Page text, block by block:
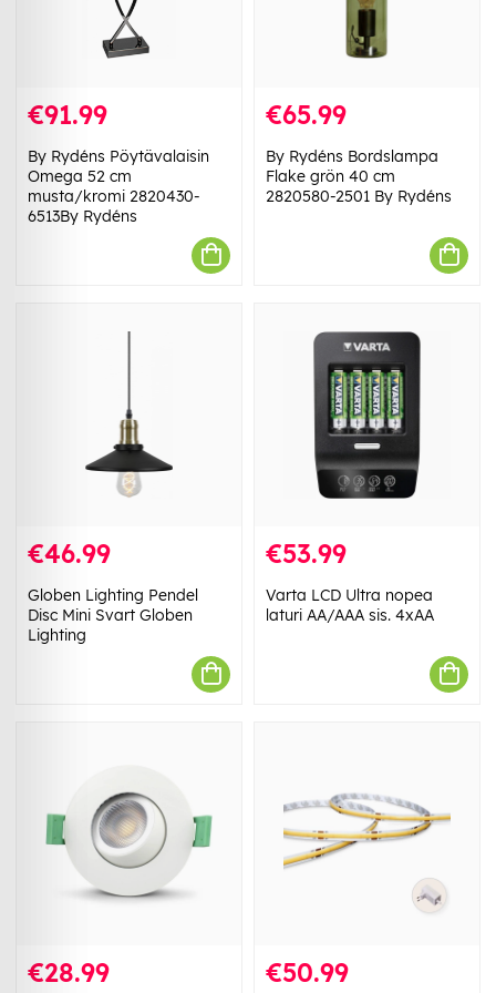
€91.99
By Rydéns Pöytävalaisin
Omega 52 cm
musta/kromi 2820430-
6513By Rydéns
€65.99
By Rydéns Bordslampa
Flake grön 40 cm
2820580-2501 By Rydéns
€46.99
Globen Lighting Pendel
Disc Mini Svart Globen
Lighting
€53.99
Varta LCD Ultra nopea
laturi AA/AAA sis. 4xAA
€28.99 €50.99